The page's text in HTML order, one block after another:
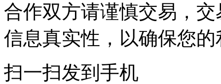
合作双方请谨慎交易，
信息真实性，以确保您
扫一扫发到手机